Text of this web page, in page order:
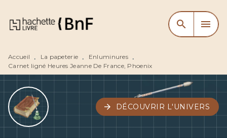
MENU RECHERCHE
CONTENU
search menu
Accueil • La papeterie • Enluminures •
Carnet ligné Heures Jeanne De France, Phoenix
arrow_forward DÉCOUVRIR L'UNIVERS